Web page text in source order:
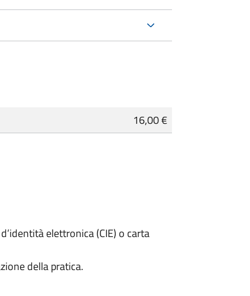
16,00 €
elettronica (CIE) o carta
della pratica.